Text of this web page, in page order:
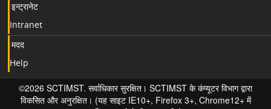
इन्ट्रानेट
Intranet
मदद
Help
©2026 SCTIMST. सर्वाधिकार सुरक्षित। SCTIMST के कंप्यूटर विभाग द्वारा
विकसित और अनुरक्षित। (यह साइट IE10+, Firefox 3+, Chrome12+ में